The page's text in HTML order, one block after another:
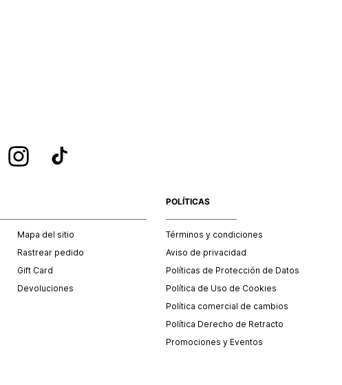
Mapa del sitio
Rastrear pedido
Gift Card
Devoluciones
POLÍTICAS
Términos y condiciones
Aviso de privacidad
Políticas de Protección de Datos
Política de Uso de Cookies
Política comercial de cambios
Política Derecho de Retracto
Promociones y Eventos